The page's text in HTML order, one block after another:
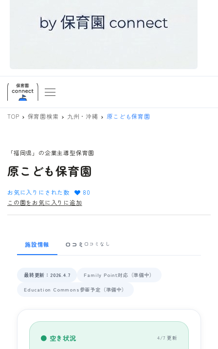
TOP 保育園検索 九州・沖縄 原こども保育園
「福岡県」の企業主導型保育園
原こども保育園
お気に入りにされた数
80
この園をお気に入りに追加
施設情報 口コミ 口コミなし
最終更新：2026.4.7
Family Point対応（準備中）
Education Commons参画予定（準備中）
● 空き状況 4/7 更新